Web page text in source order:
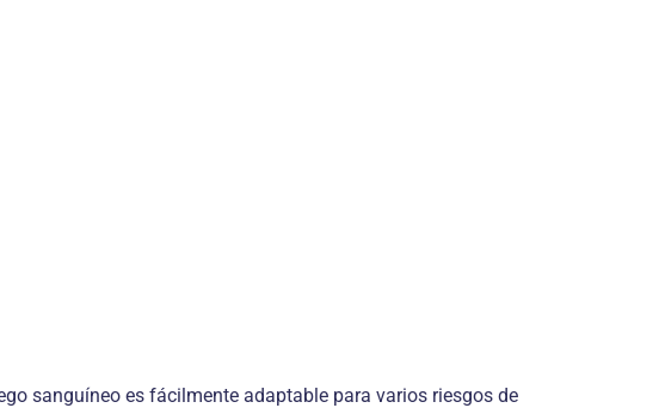
sanguíneo es fácilmente adaptable para varios riesgos de